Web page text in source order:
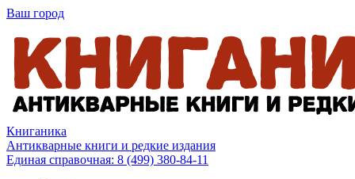
Ваш город
Книганика
Антикварные книги и редкие издания
Единая справочная: 8 (499) 380-84-11